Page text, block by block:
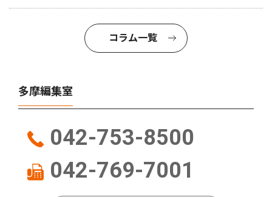
コラム一覧
多摩編集室
042-753-8500
042-769-7001